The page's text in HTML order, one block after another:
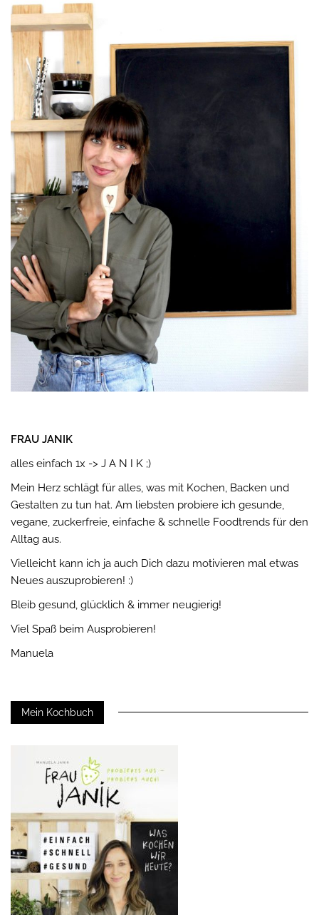
FRAU JANIK
alles einfach 1x -> J A N I K ;)
Mein Herz schlägt für alles, was mit Kochen, Backen und
Gestalten zu tun hat. Am liebsten probiere ich gesunde,
vegane, zuckerfreie, einfache & schnelle Foodtrends für den
Alltag aus.
Vielleicht kann ich ja auch Dich dazu motivieren mal etwas
Neues auszuprobieren! :)
Bleib gesund, glücklich & immer neugierig!
Viel Spaß beim Ausprobieren!
Manuela
Mein Kochbuch